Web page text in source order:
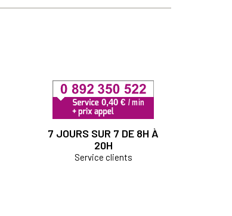
7 JOURS SUR 7 DE 8H À
20H
Service clients